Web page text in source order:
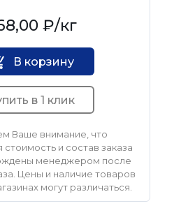
₽/кг
В корзину
в 1 клик
Ваше внимание, что
стоимость и состав заказа
менеджером после
Цены и наличие товаров
могут различаться.